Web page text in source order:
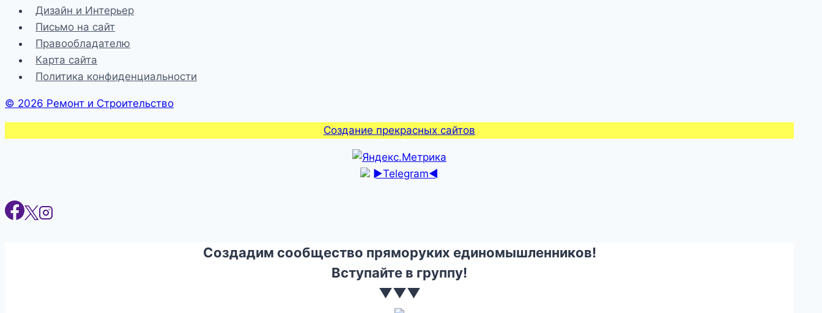
Дизайн и Интерьер
Письмо на сайт
Правообладателю
Карта сайта
Политика конфиденциальности
© 2026 Ремонт и Строительство
Создание прекрасных сайтов
►Telegram◄
Создадим сообщество пряморуких единомышленников!
Вступайте в группу!
▼▼▼